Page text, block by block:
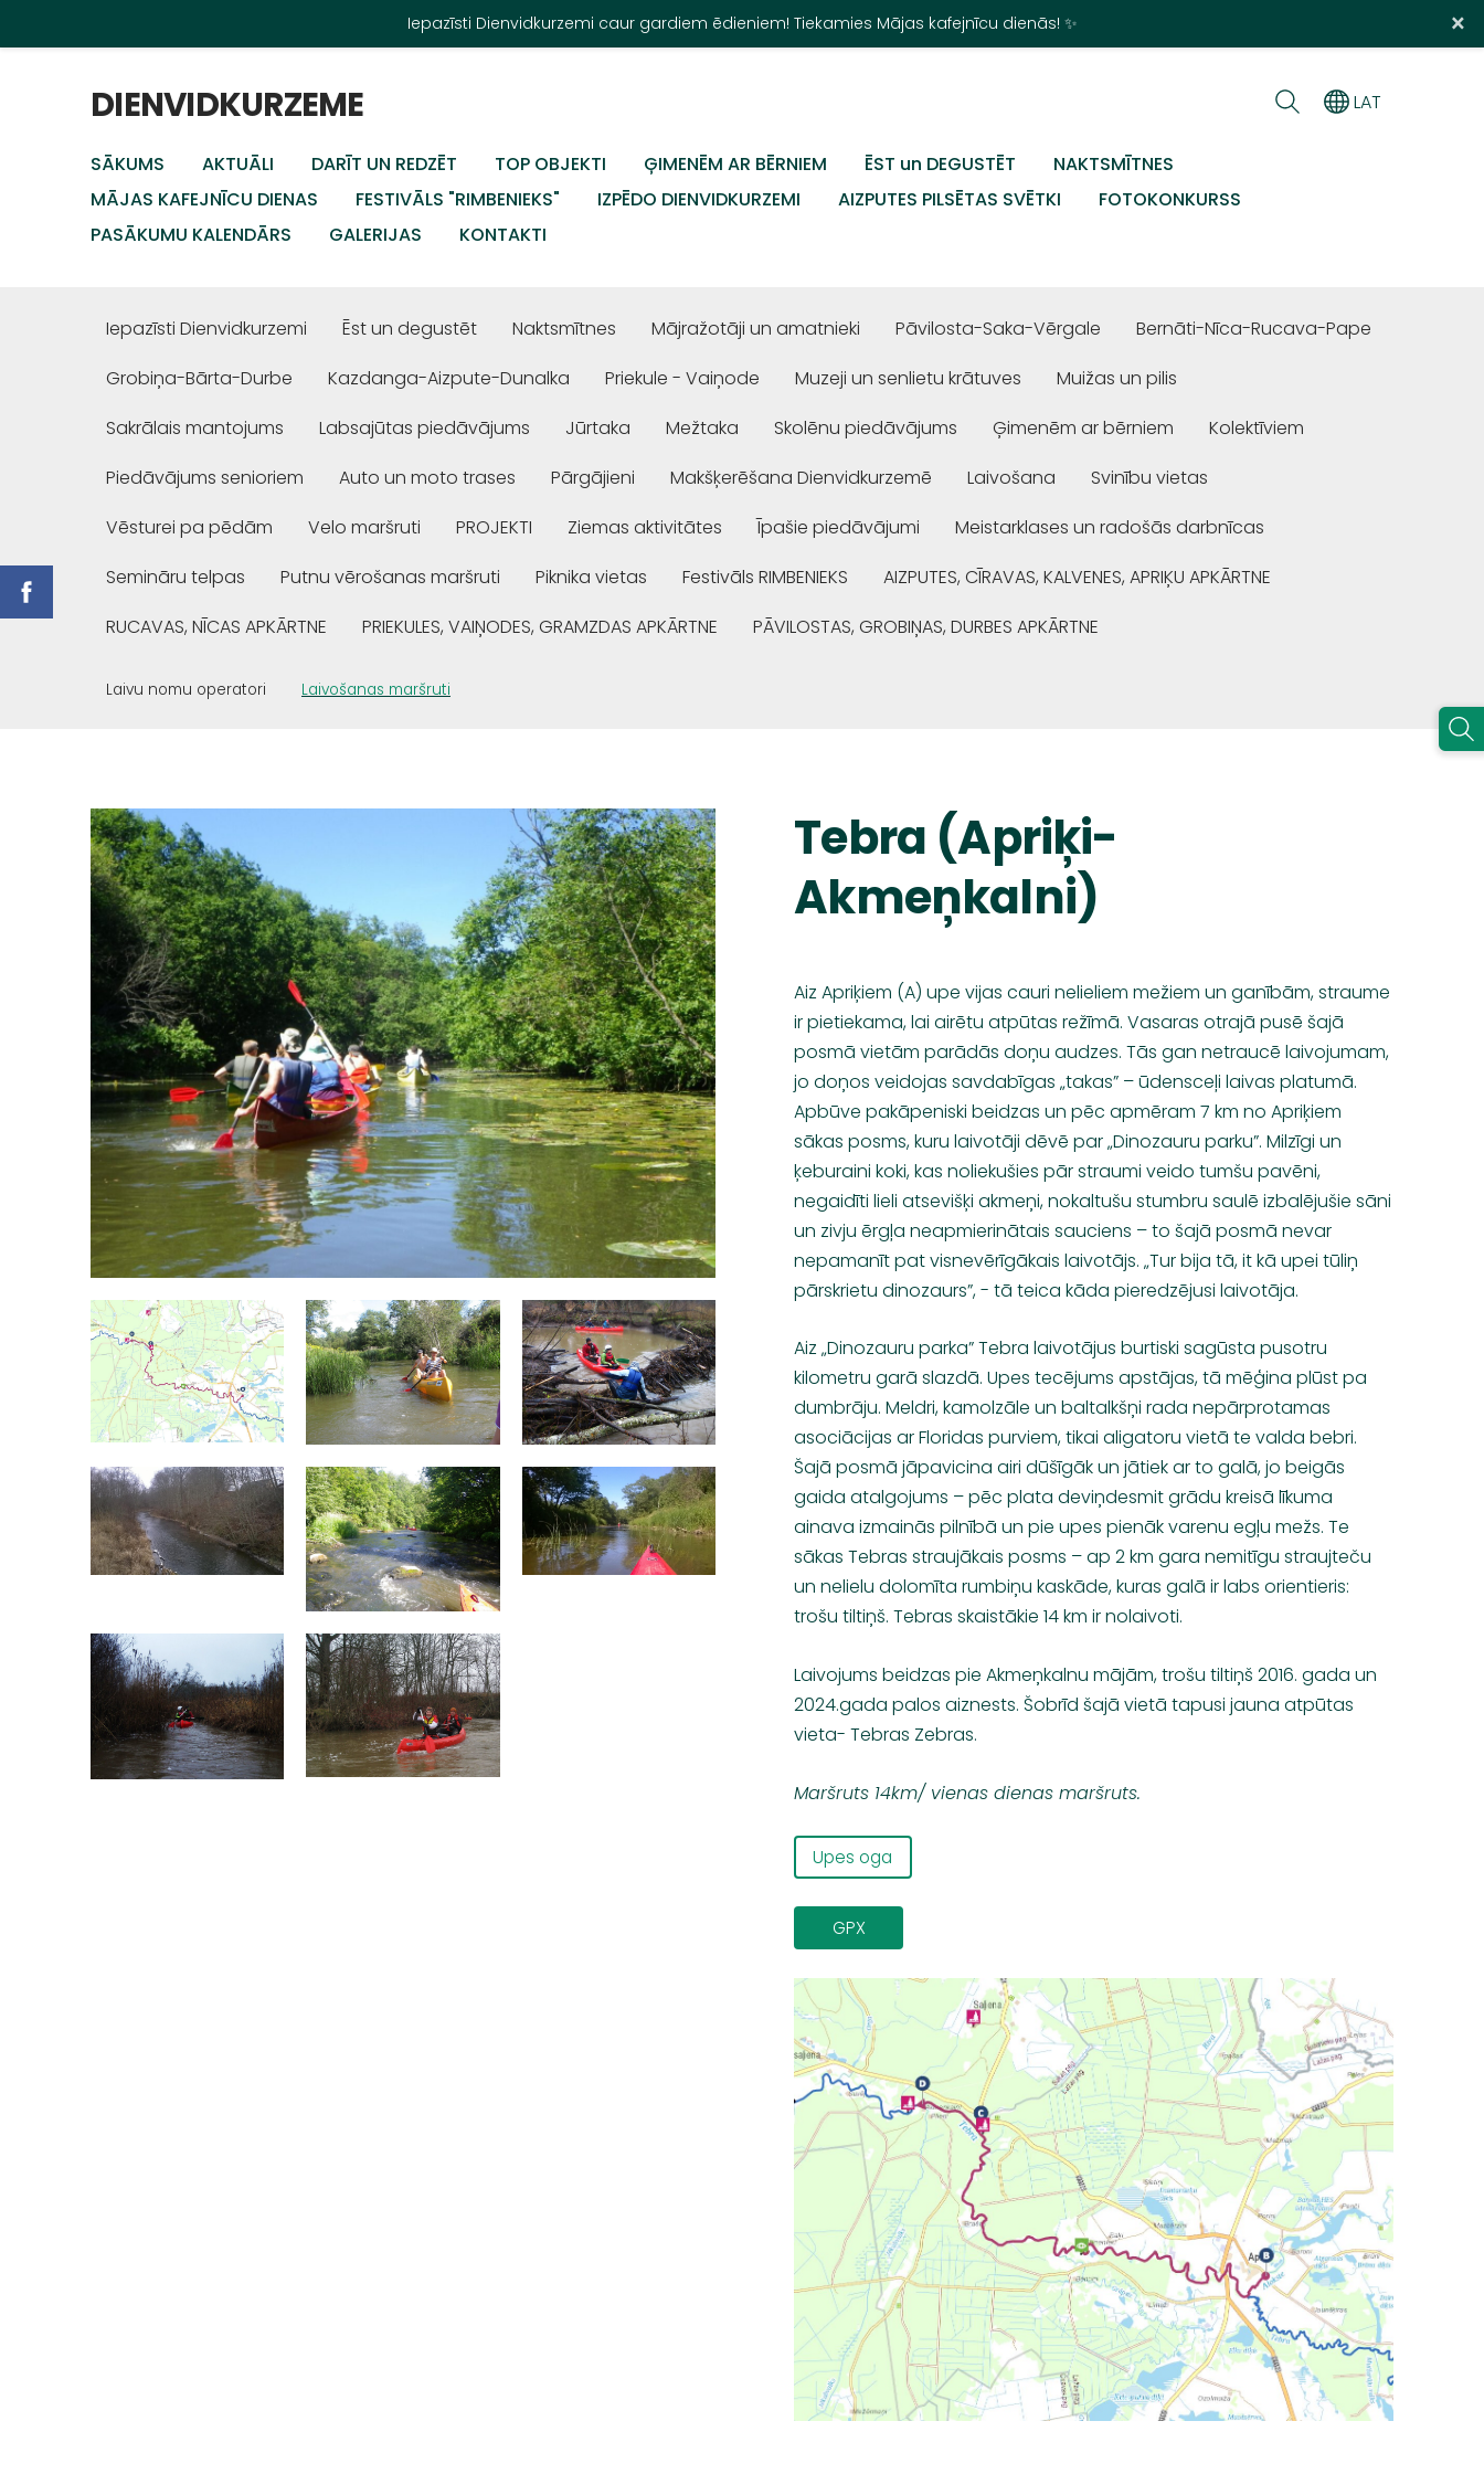
Iepazīsti Dienvidkurzemi caur gardiem ēdieniem! Tiekamies Mājas kafejnīcu dienās! ✨ ×
DIENVIDKURZEME
SĀKUMS AKTUĀLI DARĪT UN REDZĒT TOP OBJEKTI ĢIMENĒM AR BĒRNIEM ĒST un DEGUSTĒT
NAKTSMĪTNES
MĀJAS KAFEJNĪCU DIENAS
FESTIVĀLS "RIMBENIEKS" IZPĒDO DIENVIDKURZEMI AIZPUTES PILSĒTAS SVĒTKI
FOTOKONKURSS
PASĀKUMU KALENDĀRS
GALERIJAS KONTAKTI
LAT
Iepazīsti Dienvidkurzemi Ēst un degustēt Naktsmītnes Mājražotāji un amatnieki Pāvilosta-Saka-Vērgale
Bernāti-Nīca-Rucava-Pape
Grobiņa-Bārta-Durbe
Kazdanga-Aizpute-Dunalka Priekule - Vaiņode Muzeji un senlietu krātuves
Muižas un pilis
Sakrālais mantojums
Labsajūtas piedāvājums Jūrtaka Mežtaka Skolēnu piedāvājums Ģimenēm ar bērniem
Kolektīviem
Piedāvājums senioriem
Auto un moto trases Pārgājieni Makšķerēšana Dienvidkurzemē Laivošana
Svinību vietas
Vēsturei pa pēdām
Velo maršruti PROJEKTI Ziemas aktivitātes Īpašie piedāvājumi
Meistarklases un radošās darbnīcas
Semināru telpas
Putnu vērošanas maršruti Piknika vietas Festivāls RIMBENIEKS
AIZPUTES, CĪRAVAS, KALVENES, APRIĶU APKĀRTNE
RUCAVAS, NĪCAS APKĀRTNE
PRIEKULES, VAIŅODES, GRAMZDAS APKĀRTNE PĀVILOSTAS, GROBIŅAS, DURBES APKĀRTNE
Laivu nomu operatori Laivošanas maršruti
Tebra (Apriķi-
Akmeņkalni)
Aiz Apriķiem (A) upe vijas cauri nelieliem mežiem un ganībām, straume
ir pietiekama, lai airētu atpūtas režīmā. Vasaras otrajā pusē šajā
posmā vietām parādās doņu audzes. Tās gan netraucē laivojumam,
jo doņos veidojas savdabīgas „takas” – ūdensceļi laivas platumā.
Apbūve pakāpeniski beidzas un pēc apmēram 7 km no Apriķiem
sākas posms, kuru laivotāji dēvē par „Dinozauru parku”. Milzīgi un
ķeburaini koki, kas noliekušies pār straumi veido tumšu pavēni,
negaidīti lieli atsevišķi akmeņi, nokaltušu stumbru saulē izbalējušie sāni
un zivju ērgļa neapmierinātais sauciens – to šajā posmā nevar
nepamanīt pat visnevērīgākais laivotājs. „Tur bija tā, it kā upei tūliņ
pārskrietu dinozaurs”, - tā teica kāda pieredzējusi laivotāja.
Aiz „Dinozauru parka” Tebra laivotājus burtiski sagūsta pusotru
kilometru garā slazdā. Upes tecējums apstājas, tā mēģina plūst pa
dumbrāju. Meldri, kamolzāle un baltalkšņi rada nepārprotamas
asociācijas ar Floridas purviem, tikai aligatoru vietā te valda bebri.
Šajā posmā jāpavicina airi dūšīgāk un jātiek ar to galā, jo beigās
gaida atalgojums – pēc plata deviņdesmit grādu kreisā līkuma
ainava izmainās pilnībā un pie upes pienāk varenu egļu mežs. Te
sākas Tebras straujākais posms – ap 2 km gara nemitīgu straujteču
un nelielu dolomīta rumbiņu kaskāde, kuras galā ir labs orientieris:
trošu tiltiņš. Tebras skaistākie 14 km ir nolaivoti.
Laivojums beidzas pie Akmeņkalnu mājām, trošu tiltiņš 2016. gada un
2024.gada palos aiznests. Šobrīd šajā vietā tapusi jauna atpūtas
vieta- Tebras Zebras.
Maršruts 14km/ vienas dienas maršruts.
Upes oga
GPX